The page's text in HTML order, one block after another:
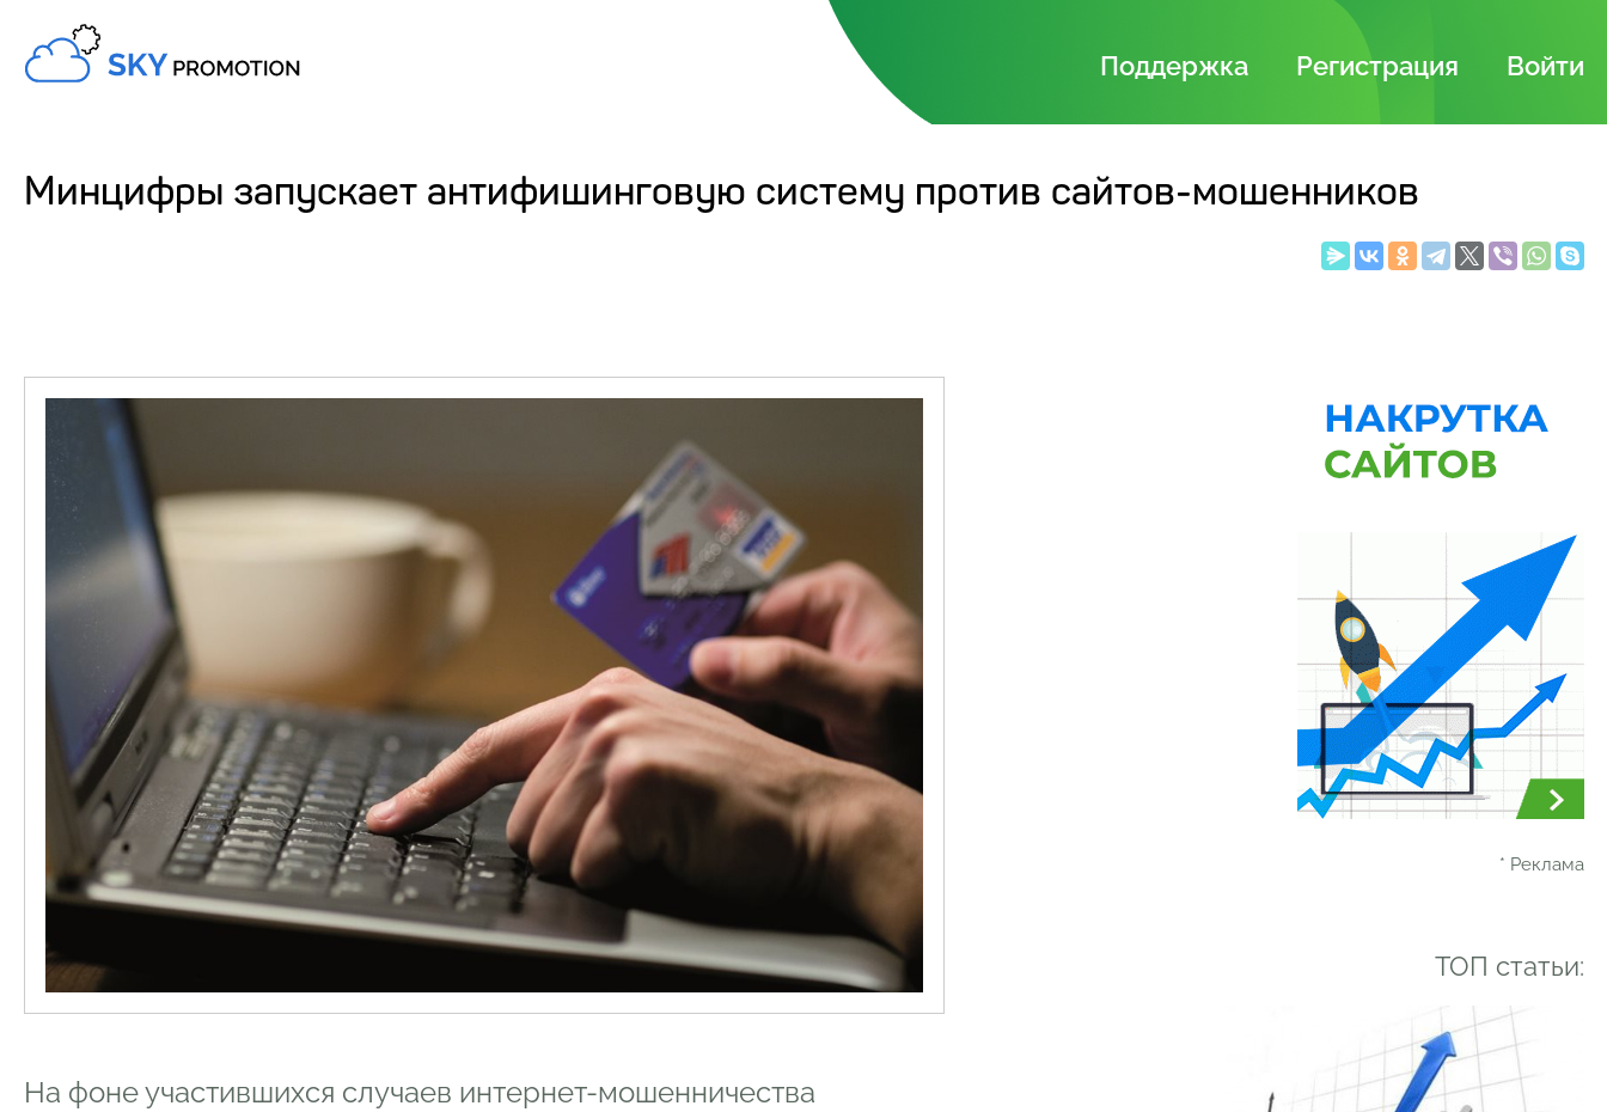
Поддержка Регистрация Войти
Минцифры запускает антифишинговую систему против сайтов-мошенников
На фоне участившихся случаев интернет-мошенничества
* Реклама
ТОП статьи: